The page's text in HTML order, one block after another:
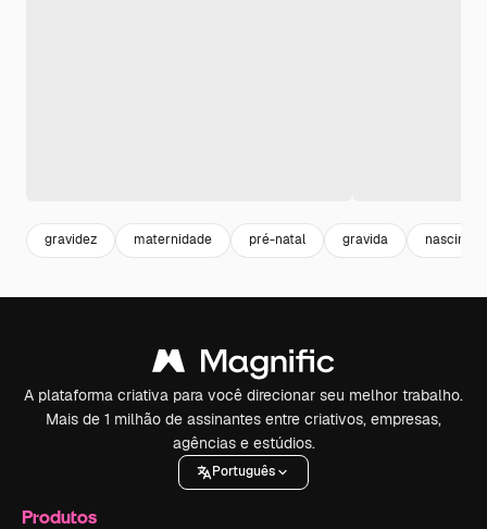
gravidez maternidade pré-natal gravida
A plataforma criativa para você direcionar seu melhor trabalho.
Mais de 1 milhão de assinantes entre criativos, empresas,
agências e estúdios.
Português
Produtos